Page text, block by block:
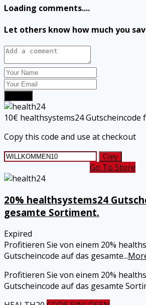
Loading comments....
Let others know how much you
10€ healthsystems24 Gutscheincode
Copy this code and use at checkout
Copy
Go To Store
20% healthsystems24
gesamte Sortiment.
Expired
Profitieren Sie von einem 20%
Gutscheincode auf das gesamte...
Profitieren Sie von einem 20%
Gutscheincode auf das gesamte